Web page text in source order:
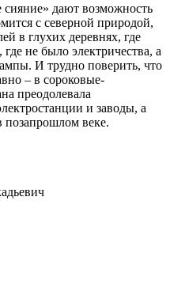
сияние» дают возможность
с северной природой,
в глухих деревнях, где
не было электричества, а
И трудно поверить, что
– в сороковые-
преодолевала
и заводы, а
позапрошлом веке.